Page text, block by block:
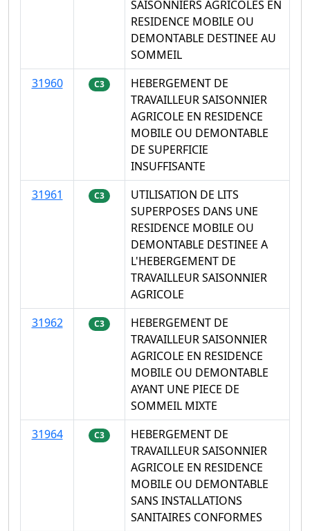
SAISONNIERS AGRICOLES EN
RESIDENCE MOBILE OU
DEMONTABLE DESTINEE AU
SOMMEIL
31960
C3
HEBERGEMENT DE
TRAVAILLEUR SAISONNIER
AGRICOLE EN RESIDENCE
MOBILE OU DEMONTABLE
DE SUPERFICIE
INSUFFISANTE
31961
C3
UTILISATION DE LITS
SUPERPOSES DANS UNE
RESIDENCE MOBILE OU
DEMONTABLE DESTINEE A
L'HEBERGEMENT DE
TRAVAILLEUR SAISONNIER
AGRICOLE
31962
C3
HEBERGEMENT DE
TRAVAILLEUR SAISONNIER
AGRICOLE EN RESIDENCE
MOBILE OU DEMONTABLE
AYANT UNE PIECE DE
SOMMEIL MIXTE
31964
C3
HEBERGEMENT DE
TRAVAILLEUR SAISONNIER
AGRICOLE EN RESIDENCE
MOBILE OU DEMONTABLE
SANS INSTALLATIONS
SANITAIRES CONFORMES